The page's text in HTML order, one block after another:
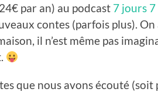
par an) au podcast 7 jours
contes (parfois plus).
il n’est même pas
que nous avons écouté